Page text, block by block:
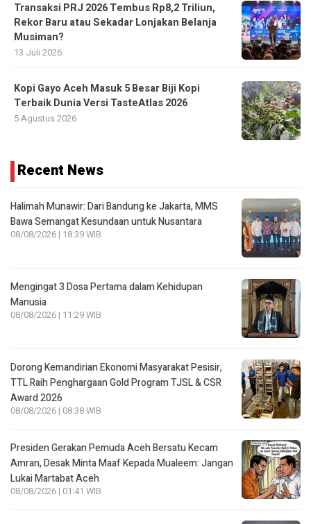
Transaksi PRJ 2026 Tembus Rp8,2 Triliun,
Rekor Baru atau Sekadar Lonjakan Belanja
Musiman?
13 Juli 2026
Kopi Gayo Aceh Masuk 5 Besar Biji Kopi
Terbaik Dunia Versi TasteAtlas 2026
5 Agustus 2026
Recent News
Halimah Munawir: Dari Bandung ke Jakarta, MMS
Bawa Semangat Kesundaan untuk Nusantara
08/08/2026 | 18:39 WIB
Mengingat 3 Dosa Pertama dalam Kehidupan
Manusia
08/08/2026 | 11:29 WIB
Dorong Kemandirian Ekonomi Masyarakat Pesisir,
TTL Raih Penghargaan Gold Program TJSL & CSR
Award 2026
08/08/2026 | 08:38 WIB
Presiden Gerakan Pemuda Aceh Bersatu Kecam
Amran, Desak Minta Maaf Kepada Mualeem: Jangan
Lukai Martabat Aceh
08/08/2026 | 01:41 WIB